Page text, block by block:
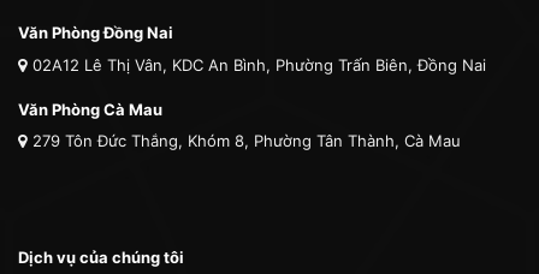
Văn Phòng Đồng Nai
02A12 Lê Thị Vân, KDC An Bình, Phường Trấn Biên, Đồng Nai
Văn Phòng Cà Mau
279 Tôn Đức Thắng, Khóm 8, Phường Tân Thành, Cà Mau
Dịch vụ của chúng tôi